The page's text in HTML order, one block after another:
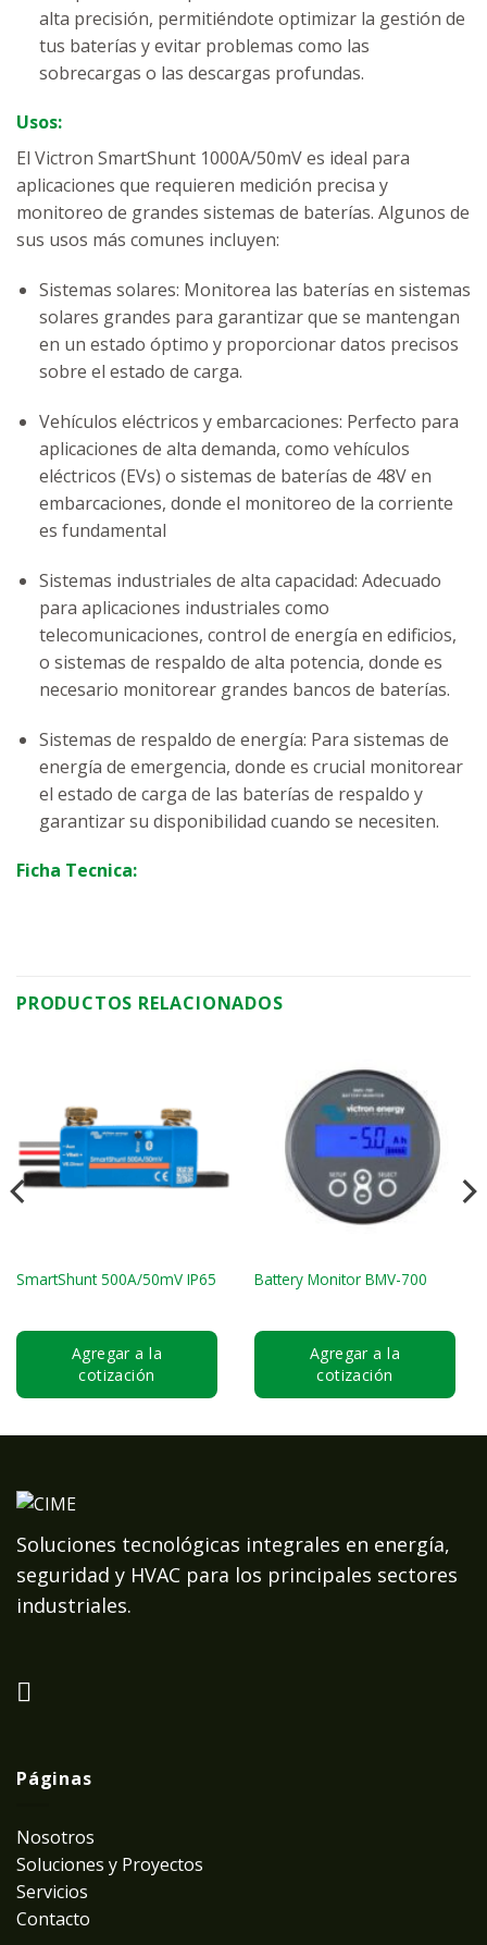
alta precisión, permitiéndote optimizar la gestión de
tus baterías y evitar problemas como las
sobrecargas o las descargas profundas.
Usos:
El Victron SmartShunt 1000A/50mV es ideal para
aplicaciones que requieren medición precisa y
monitoreo de grandes sistemas de baterías. Algunos de
sus usos más comunes incluyen:
Sistemas solares: Monitorea las baterías en sistemas
solares grandes para garantizar que se mantengan
en un estado óptimo y proporcionar datos precisos
sobre el estado de carga.
Vehículos eléctricos y embarcaciones: Perfecto para
aplicaciones de alta demanda, como vehículos
eléctricos (EVs) o sistemas de baterías de 48V en
embarcaciones, donde el monitoreo de la corriente
es fundamental
Sistemas industriales de alta capacidad: Adecuado
para aplicaciones industriales como
telecomunicaciones, control de energía en edificios,
o sistemas de respaldo de alta potencia, donde es
necesario monitorear grandes bancos de baterías.
Sistemas de respaldo de energía: Para sistemas de
energía de emergencia, donde es crucial monitorear
el estado de carga de las baterías de respaldo y
garantizar su disponibilidad cuando se necesiten.
Ficha Tecnica:
PRODUCTOS RELACIONADOS
SmartShunt 500A/50mV IP65
Agregar a la
cotización
Battery Monitor BMV-700
Agregar a la
cotización
Soluciones tecnológicas integrales en energía,
seguridad y HVAC para los principales sectores
industriales.
Páginas
Nosotros
Soluciones y Proyectos
Servicios
Contacto